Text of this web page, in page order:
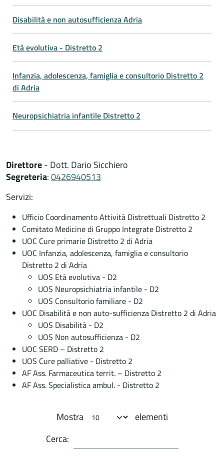
Disabilità e non autosufficienza Adria
Età evolutiva - Distretto 2
Infanzia, adolescenza, famiglia e consultorio Distretto 2
di Adria
Neuropsichiatria infantile Distretto 2
Direttore- Dott. Dario Sicchiero
Segreteria:0426940513
Servizi:
Ufficio Coordinamento Attività Distrettuali Distretto 2
Comitato Medicine di Gruppo Integrate Distretto 2
UOC Cure primarie Distretto 2 di Adria
UOC Infanzia, adolescenza, famiglia e consultorio
Distretto 2 di Adria
UOS Età evolutiva - D2
UOS Neuropsichiatria infantile - D2
UOS Consultorio familiare - D2
UOC Disabilità e non auto-sufficienza Distretto 2 di Adria
UOS Disabilità - D2
UOS Non autosufficienza - D2
UOC SERD – Distretto 2
UOS Cure palliative - Distretto 2
AF Ass. Farmaceutica territ. – Distretto 2
AF Ass. Specialistica ambul. - Distretto 2
Mostra
elementi
Cerca: